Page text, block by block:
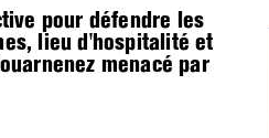
pour défendre les
lieu d'hospitalité et
menacé par